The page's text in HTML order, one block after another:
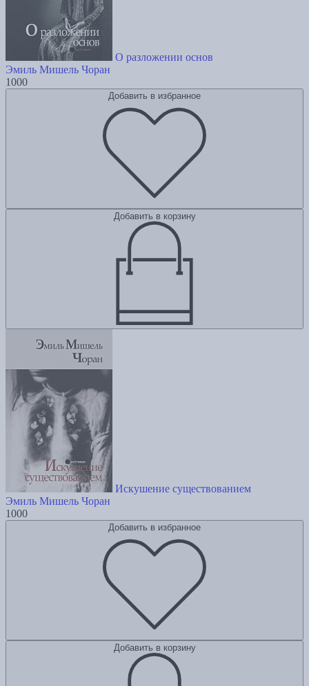
О разложении основ
Эмиль Мишель Чоран
1000
Добавить в избранное
Добавить в корзину
Искушение существованием
Эмиль Мишель Чоран
1000
Добавить в избранное
Добавить в корзину